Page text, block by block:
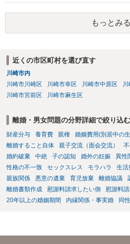
性も認められそうですので、あまり慰謝
われます。 一度、最寄りの弁護士に相談
もっとみる
近くの市区町村を選び直す
川崎市内
川崎市川崎区
川崎市幸区 川崎市中原区
川崎市宮前区
川崎市麻生区
離婚・男女問題の分野詳細で絞り込む
財産分与 養育費 親権 婚姻費用(別居中の
離婚すること自体
親子交流（面会交流）
婚約破棄
中絶 子の認知 婚外の妊娠 異性
性格の不一致
セックスレス モラハラ 生活
親族関係
悪意の遺棄 育児放棄 離婚協議
離婚書類作成
慰謝料請求したい側 慰謝料
20年以上の婚姻期間
内縁関係・事実婚 同